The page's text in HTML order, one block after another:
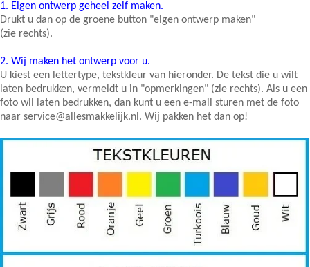
1. Eigen ontwerp geheel zelf maken.
Drukt u dan op de groene button "eigen ontwerp maken"
(zie rechts).
2. Wij maken het ontwerp voor u.
U kiest een lettertype, tekstkleur van hieronder. De tekst die u wilt
laten bedrukken, vermeldt u in "opmerkingen" (zie rechts). Als u een
foto wil laten bedrukken, dan kunt u een e-mail sturen met de foto
naar service@allesmakkelijk.nl. Wij pakken het dan op!